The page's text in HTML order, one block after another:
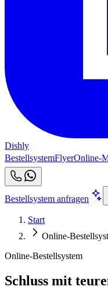
Dishly
BestellsystemFlyerOnline-
Bestellsystem anfragen
Start
Online-
Online-Bestellsystem
Schluss mit